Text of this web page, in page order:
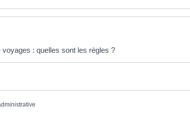
: quelles sont les règles ?